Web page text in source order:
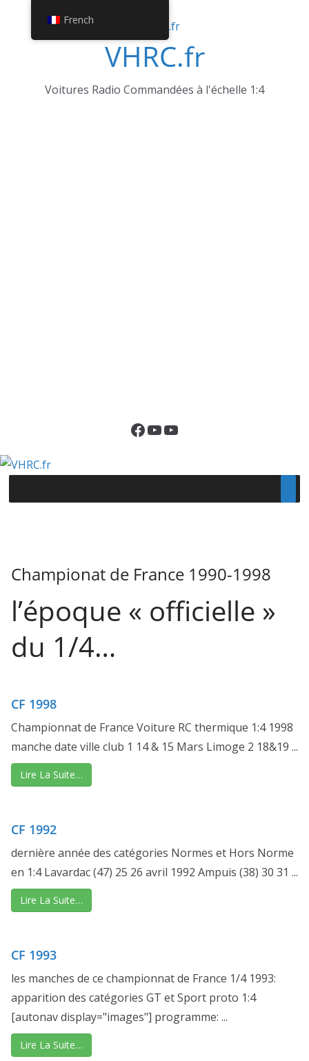
VHRC.fr
Voitures Radio Commandées à l'échelle 1:4
Facebook
YouTube
YouTube
Championat de France 1990-1998
l’époque « officielle »
du 1/4…
CF 1998
Championnat de France Voiture RC thermique 1:4 1998
manche date ville club 1 14 & 15 Mars Limoge 2 18&19 ...
Lire La Suite…
CF 1992
dernière année des catégories Normes et Hors Norme
en 1:4 Lavardac (47) 25 26 avril 1992 Ampuis (38) 30 31 ...
Lire La Suite…
CF 1993
les manches de ce championnat de France 1/4 1993:
apparition des catégories GT et Sport proto 1:4
[autonav display="images"] programme: ...
Lire La Suite…
French